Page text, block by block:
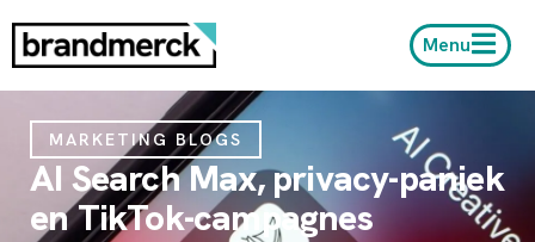
Menu
MARKETING BLOGS
AI Search Max, privacy-paniek
en TikTok-campagnes